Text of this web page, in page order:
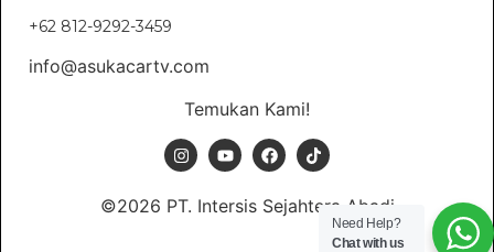
+62 812-9292-3459
info@asukacartv.com
Temukan Kami!
©2026 PT. Intersis Sejahtera Abadi
Need Help?
Chat with us